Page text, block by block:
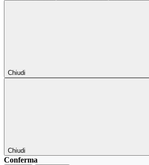
Chiudi
Chiudi
Conferma